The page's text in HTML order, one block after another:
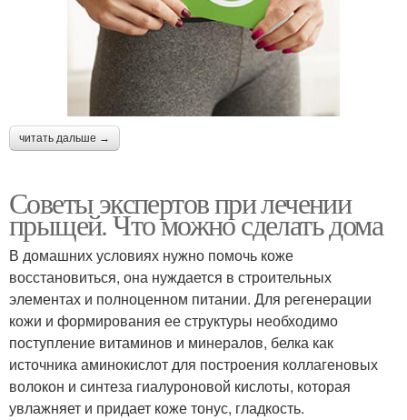
читать дальше →
Советы экспертов при лечении
прыщей. Что можно сделать дома
В домашних условиях нужно помочь коже
восстановиться, она нуждается в строительных
элементах и полноценном питании. Для регенерации
кожи и формирования ее структуры необходимо
поступление витаминов и минералов, белка как
источника аминокислот для построения коллагеновых
волокон и синтеза гиалуроновой кислоты, которая
увлажняет и придает коже тонус, гладкость.